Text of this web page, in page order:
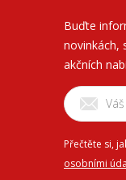
Buďte
novinkách,
akčních
Přečtěte si,
osobními